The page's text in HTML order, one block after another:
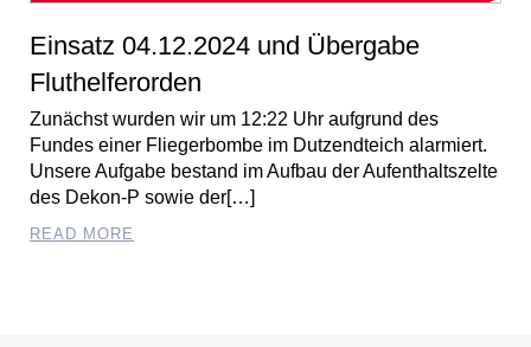
Einsatz 04.12.2024 und Übergabe
Fluthelferorden
Zunächst wurden wir um 12:22 Uhr aufgrund des
Fundes einer Fliegerbombe im Dutzendteich alarmiert.
Unsere Aufgabe bestand im Aufbau der Aufenthaltszelte
des Dekon-P sowie der[…]
READ MORE